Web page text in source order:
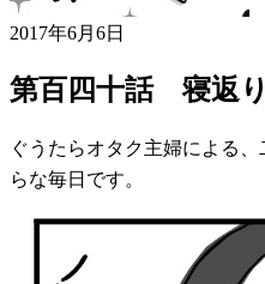
2017年6月6日
第百四十話 寝返り
ぐうたらオタク主婦による
らな毎日です。